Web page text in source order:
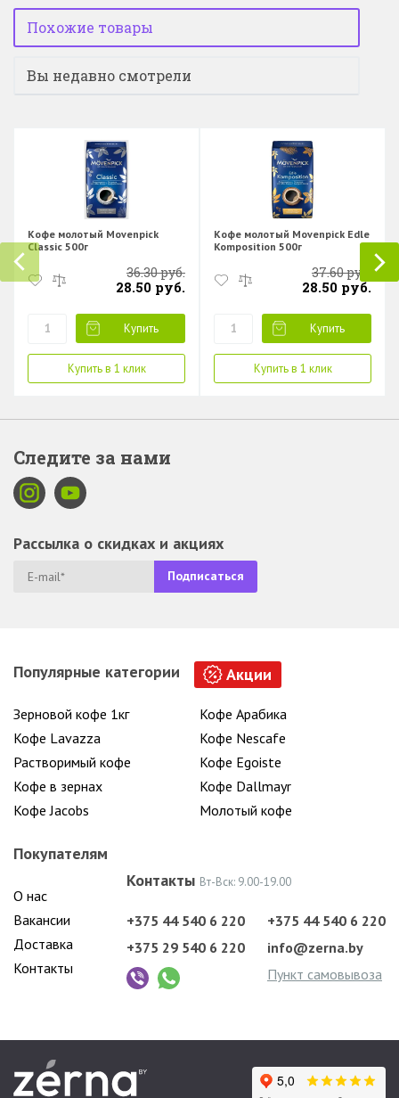
Похожие товары
Вы недавно смотрели
Кофе молотый Movenpick
Classic 500г
36.30 руб.
28.50 руб.
Купить
Купить в 1 клик
Кофе молотый Movenpick Edle
Komposition 500г
37.60 руб.
28.50 руб.
Купить
Купить в 1 клик
Следите за нами
Рассылка о скидках и акциях
Популярные категории Акции
Зерновой кофе 1кг
Кофе Арабика
Кофе Lavazza
Кофе Nescafe
Растворимый кофе
Кофе Egoiste
Кофе в зернах
Кофе Dallmayr
Кофе Jacobs
Молотый кофе
Покупателям
О нас
Вакансии
Доставка
Контакты
Контакты Вт-Вск: 9.00-19.00
+375 44 540 6 220
+375 29 540 6 220
+375 44 540 6 220
info@zerna.by
Пункт самовывоза